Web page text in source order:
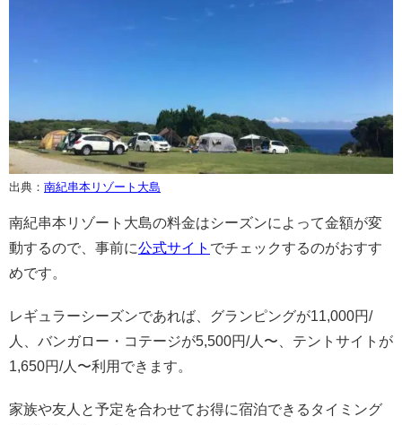
出典： 南紀串本リゾート大島
南紀串本リゾート大島の料金はシーズンによって金額が変
動するので、事前に公式サイト でチェックするのがおすす
めです。
レギュラーシーズンであれば、グランピングが11,000円/
人、バンガロー・コテージが5,500円/人〜、テントサイトが
1,650円/人〜利用できます。
家族や友人と予定を合わせてお得に宿泊できるタイミング